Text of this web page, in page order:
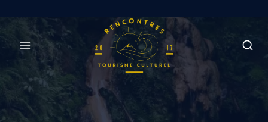
Skip
content